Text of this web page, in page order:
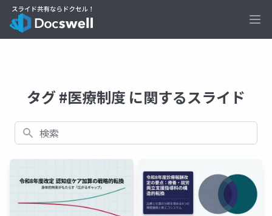
タグ #医療制度 に関するスライド
検索